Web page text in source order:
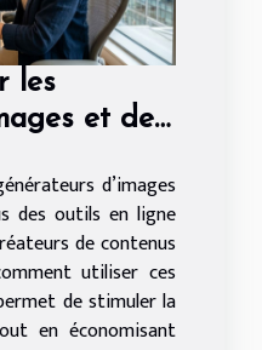
les
et de
d’images
des outils en ligne
de contenus
utiliser ces
de stimuler la
en économisant